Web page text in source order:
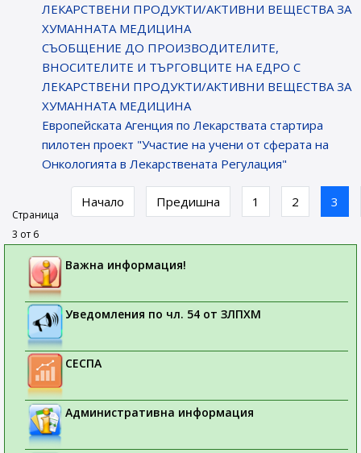
ЛЕКАРСТВЕНИ ПРОДУКТИ/АКТИВНИ ВЕЩЕСТВА ЗА
ХУМАННАТА МЕДИЦИНА
СЪОБЩЕНИЕ ДО ПРОИЗВОДИТЕЛИТЕ,
ВНОСИТЕЛИТЕ И ТЪРГОВЦИТЕ НА ЕДРО С
ЛЕКАРСТВЕНИ ПРОДУКТИ/АКТИВНИ ВЕЩЕСТВА ЗА
ХУМАННАТА МЕДИЦИНА
Европейската Агенция по Лекарствата стартира
пилотен проект "Участие на учени от сферата на
Онкологията в Лекарствената Регулация"
Страница
3 от 6
Начало Предишна 1 2 3
Важна информация!
Уведомления по чл. 54 от ЗЛПХМ
СЕСПА
Административна информация